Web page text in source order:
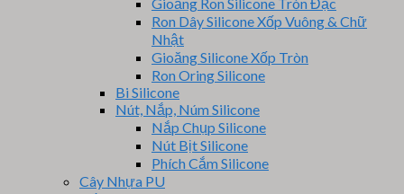
Ron Dây Silicone Xốp Vuông & Chữ
Nhật
Gioăng Silicone Xốp Tròn
Ron Oring Silicone
Bi Silicone
Nút, Nắp, Núm Silicone
Nắp Chụp Silicone
Nút Bịt Silicone
Phích Cắm Silicone
Cây Nhựa PU